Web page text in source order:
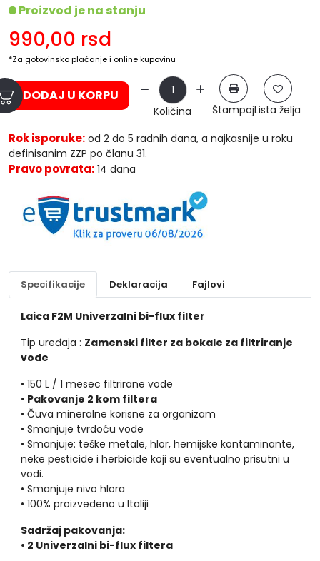
Proizvod je na stanju
990,00 rsd
*Za gotovinsko plaćanje i online kupovinu
DODAJ U KORPU
Količina ŠtampajLista želja
Rok isporuke: od 2 do 5 radnih dana, a najkasnije u roku
definisanim ZZP po članu 31.
Pravo povrata: 14 dana
Specifikacije Deklaracija Fajlovi
Laica F2M Univerzalni bi-flux filter
Tip uređaja : Zamenski filter za bokale za filtriranje
vode
• 150 L / 1 mesec filtrirane vode
• Pakovanje 2 kom filtera
• Čuva mineralne korisne za organizam
• Smanjuje tvrdoću vode
• Smanjuje: teške metale, hlor, hemijske kontaminante,
neke pesticide i herbicide koji su eventualno prisutni u
vodi.
• Smanjuje nivo hlora
• 100% proizvedeno u Italiji
Sadržaj pakovanja:
• 2 Univerzalni bi-flux filtera